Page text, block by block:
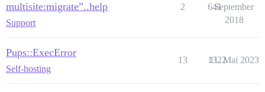
multisite:migrate”..help
Support
2 641September
2018
Pups::ExecError
Self-hosting
13 1322
11. Mai 2023